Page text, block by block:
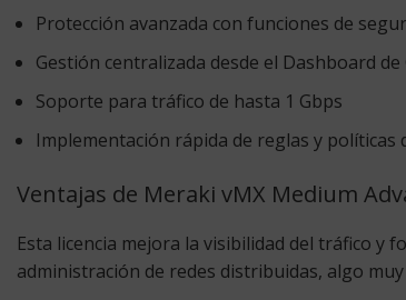
Protección avanzada con funciones de
Gestión centralizada desde el Dashboard de
Soporte para tráfico de hasta 1 Gbps
Implementación rápida de reglas y políticas
Ventajas de Meraki vMX Medium
Esta licencia mejora la visibilidad del tráfico y
administración de redes distribuidas, algo